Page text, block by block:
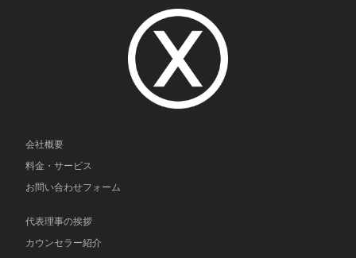
会社概要
料金・サービス
お問い合わせフォーム
代表理事の挨拶
カウンセラー紹介